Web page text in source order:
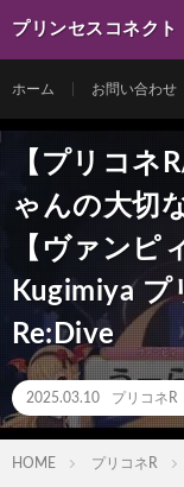
プリンセスコネクト
ホーム お問い合わせ
【プリコネ
ゃんの大切
【ヴァンピ
Kugimiya プ
Re:Dive
2025.03.10 プリコネR
HOME プリコネR